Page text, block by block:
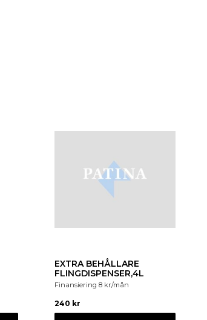
EXTRA BEHÅLLARE
FLINGDISPENSER,4L
Finansiering 8 kr/mån
240 kr